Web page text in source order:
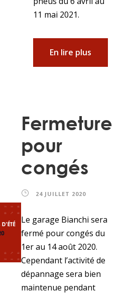
11 mai 2021.
En lire plus
Fermeture
pour
congés
24 JUILLET 2020
Le garage Bianchi sera
fermé pour congés du
1er au 14 août 2020.
Cependant l’activité de
dépannage sera bien
maintenue pendant